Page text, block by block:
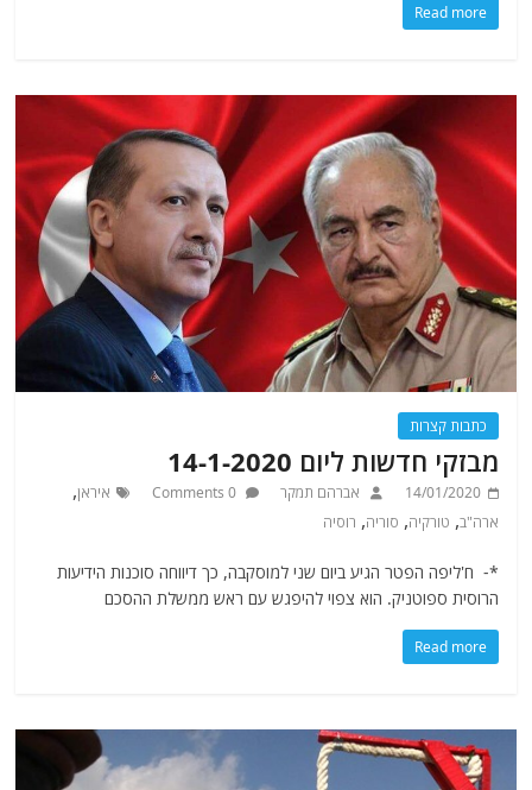
Read more
כתבות קצרות
מבזקי חדשות ליום 14-1-2020
14/01/2020 אברהם תמקר 0 Comments איראן,
ארה"ב, טורקיה, סוריה, רוסיה
*- ח'ליפה הפטר הגיע ביום שני למוסקבה, כך דיווחה סוכנות הידיעות
הרוסית ספוטניק. הוא צפוי להיפגש עם ראש ממשלת ההסכם
Read more